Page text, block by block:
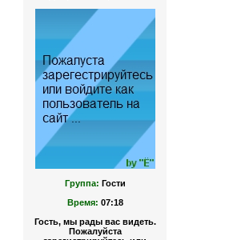
Группа: Гости
Время: 07:18
Гость, мы рады вас видеть.
Пожалуйста